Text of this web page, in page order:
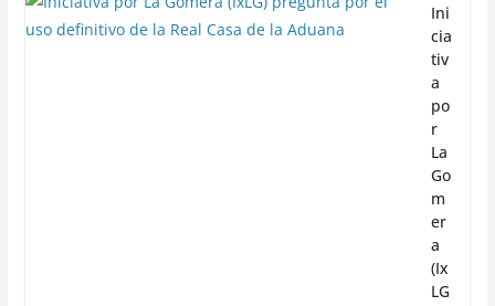
Ini
cia
tiv
a
po
r
La
Go
m
er
a
(Ix
LG